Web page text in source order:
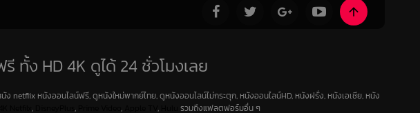
ง HD 4K ดูได้ 24 ชั่วโมงเลย
netflix หนังออนไลน์ฟรี, ดูหนังใหม่พากย์ไทย, ดูหนังออนไลน์ไม่กระตุก, หนังออนไลน์HD, หนังฝรั่ง, หนังเอเชีย, หนัง
, , , , รวมถึงแฟลตฟอร์มอื่น ๆ